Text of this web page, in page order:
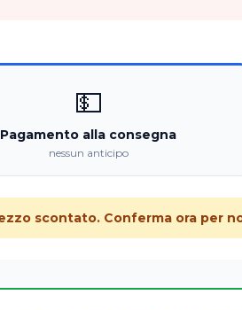
💵
Pagamento alla consegna
nessun anticipo
scontato. Conferma ora per